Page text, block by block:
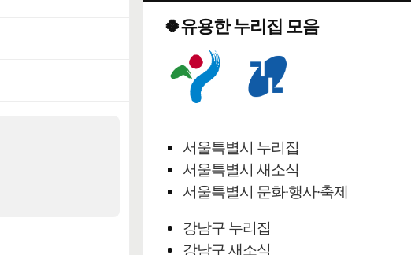
🍀유용한 누리집 모음
서울특별시 누리집
서울특별시 새소식
서울특별시 문화·행사·축제
강남구 누리집
강남구 새소식